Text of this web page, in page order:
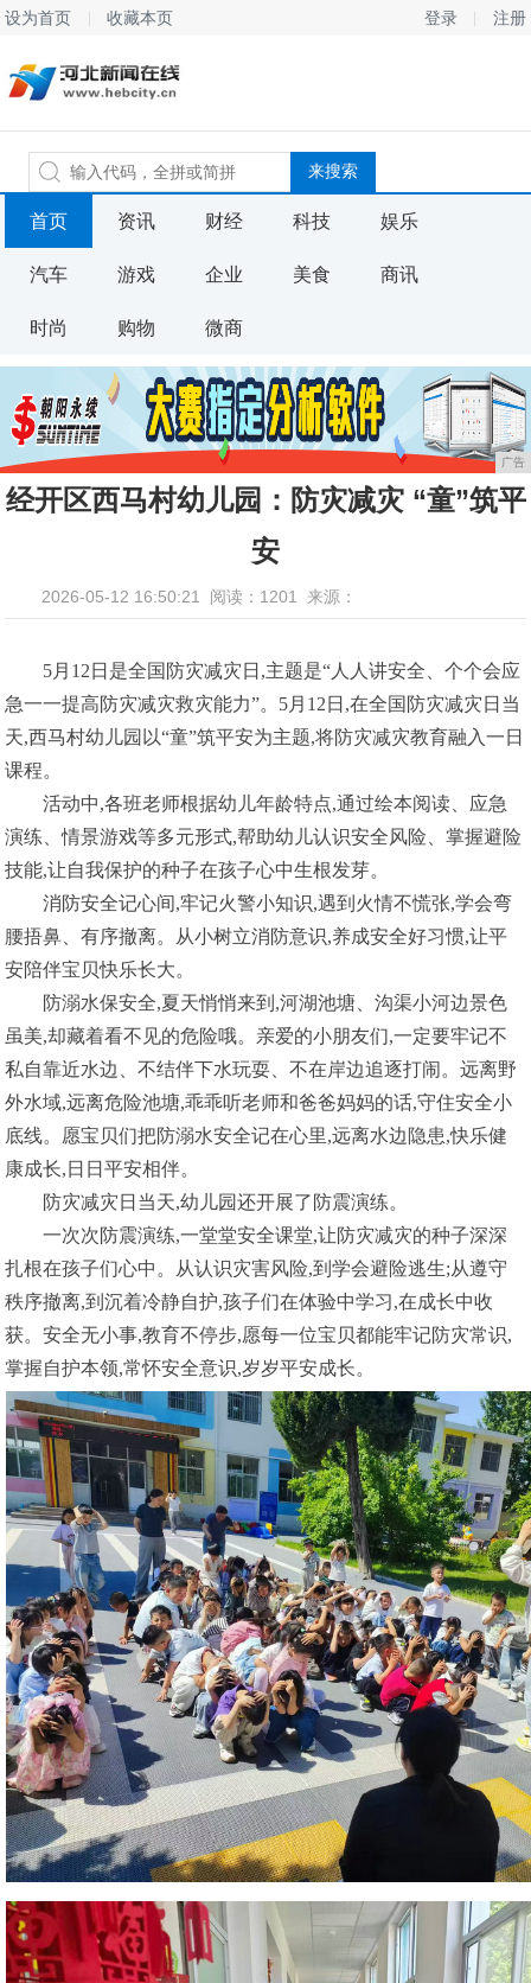
设为首页 收藏本页 登录 注册
首页 资讯 财经 科技 娱乐
汽车 游戏 企业 美食 商讯
时尚 购物 微商
广告
经开区西马村幼儿园：防灾减灾 “童”筑平
安
2026-05-12 16:50:21 阅读：1201 来源：
5月12日是全国防灾减灾日,主题是“人人讲安全、个个会应
急一一提高防灾减灾救灾能力”。5月12日,在全国防灾减灾日当
天,西马村幼儿园以“童”筑平安为主题,将防灾减灾教育融入一日
课程。
活动中,各班老师根据幼儿年龄特点,通过绘本阅读、应急
演练、情景游戏等多元形式,帮助幼儿认识安全风险、掌握避险
技能,让自我保护的种子在孩子心中生根发芽。
消防安全记心间,牢记火警小知识,遇到火情不慌张,学会弯
腰捂鼻、有序撤离。从小树立消防意识,养成安全好习惯,让平
安陪伴宝贝快乐长大。
防溺水保安全,夏天悄悄来到,河湖池塘、沟渠小河边景色
虽美,却藏着看不见的危险哦。亲爱的小朋友们,一定要牢记不
私自靠近水边、不结伴下水玩耍、不在岸边追逐打闹。远离野
外水域,远离危险池塘,乖乖听老师和爸爸妈妈的话,守住安全小
底线。愿宝贝们把防溺水安全记在心里,远离水边隐患,快乐健
康成长,日日平安相伴。
防灾减灾日当天,幼儿园还开展了防震演练。
一次次防震演练,一堂堂安全课堂,让防灾减灾的种子深深
扎根在孩子们心中。从认识灾害风险,到学会避险逃生;从遵守
秩序撤离,到沉着冷静自护,孩子们在体验中学习,在成长中收
获。安全无小事,教育不停步,愿每一位宝贝都能牢记防灾常识,
掌握自护本领,常怀安全意识,岁岁平安成长。